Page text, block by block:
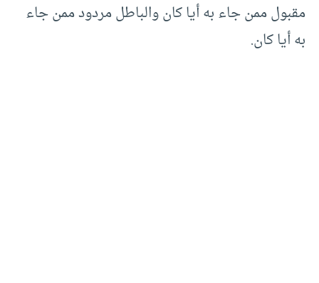
مقبول ممن جاء به أيا كان والباطل مردود ممن جاء
به أيا كان.